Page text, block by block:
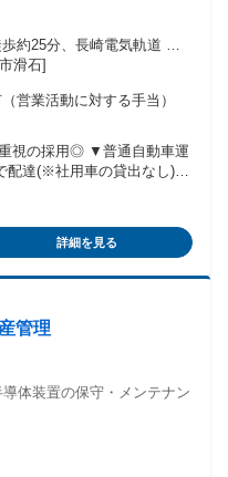
約25分、長崎電気軌道 赤
（長崎県）徒歩約43分
滑石]
営業活動に対する手当）
▼普通自動車運
配達(※社用車の貸出なし)
と！ 最初に担当者
するため、 「全く知識がな
一切ありません！ 登録時
＊フリーター歓迎／主婦
詳細を見る
管理
体装置の保守・メンテナン